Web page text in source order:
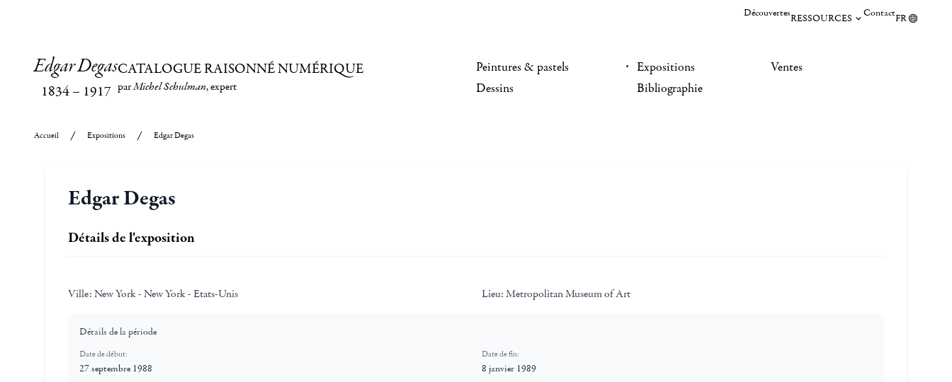
DécouvertesRESSOURCES ContactFR
Edgar Degas
1834– 1917
CATALOGUE RAISONNÉ NUMÉRIQUE
parMichel Schulman, expert
Peintures & pastels
Dessins
Expositions
Bibliographie
Ventes
Accueil Expositions Edgar Degas
Edgar Degas
Détails de l'exposition
Ville: New York - New York - Etats-Unis Lieu: Metropolitan Museum of Art
Détails de la période
Date de début:
27 septembre 1988
Date de fin:
8 janvier 1989